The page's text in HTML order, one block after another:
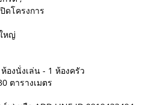
ดโครงการ
หญ่
องนั่งเล่น - 1 ห้องครัว
ตารางเมตร